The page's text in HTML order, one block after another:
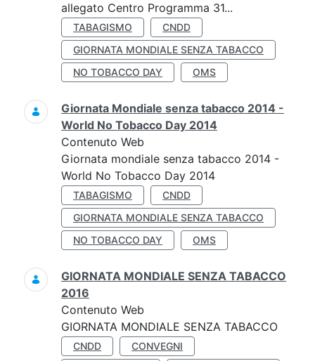
allegato Centro Programma 31...
TABAGISMO
CNDD
GIORNATA MONDIALE SENZA TABACCO
NO TOBACCO DAY
OMS
Giornata Mondiale senza tabacco 2014 -
World No Tobacco Day 2014
Contenuto Web
Giornata mondiale senza tabacco 2014 -
World No Tobacco Day 2014
TABAGISMO
CNDD
GIORNATA MONDIALE SENZA TABACCO
NO TOBACCO DAY
OMS
GIORNATA MONDIALE SENZA TABACCO
2016
Contenuto Web
GIORNATA MONDIALE SENZA TABACCO
CNDD
CONVEGNI